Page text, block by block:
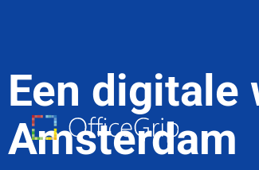
Een digitale
Amsterdam